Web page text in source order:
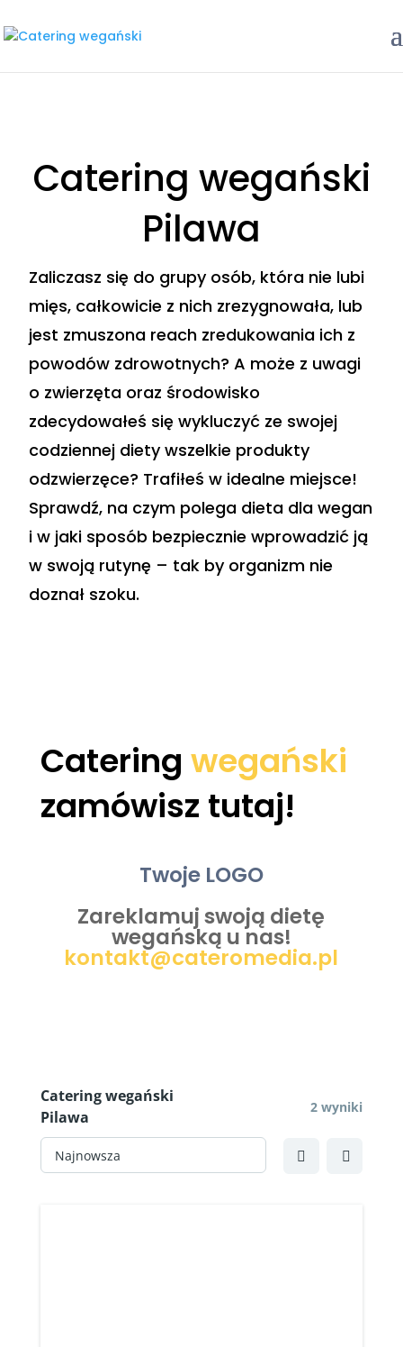
Catering wegański
Pilawa
Zaliczasz się do grupy osób, która nie lubi
mięs, całkowicie z nich zrezygnowała, lub
jest zmuszona reach zredukowania ich z
powodów zdrowotnych? A może z uwagi
o zwierzęta oraz środowisko
zdecydowałeś się wykluczyć ze swojej
codziennej diety wszelkie produkty
odzwierzęce? Trafiłeś w idealne miejsce!
Sprawdź, na czym polega dieta dla wegan
i w jaki sposób bezpiecznie wprowadzić ją
w swoją rutynę – tak by organizm nie
doznał szoku.
Catering wegański
zamówisz tutaj!
Twoje LOGO
Zareklamuj swoją dietę
wegańską u nas!
kontakt@cateromedia.pl
Catering wegański
Pilawa
2 wyniki